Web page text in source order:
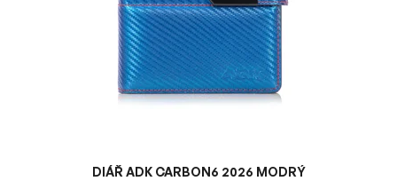
DIÁŘ ADK CARBON6 2026 MODRÝ